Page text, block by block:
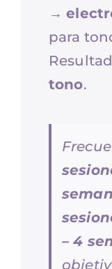
→
para
tono.
– 4